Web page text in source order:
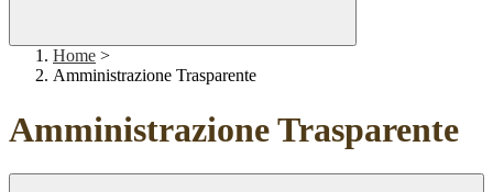
Home >
Amministrazione Trasparente
Amministrazione Trasparente